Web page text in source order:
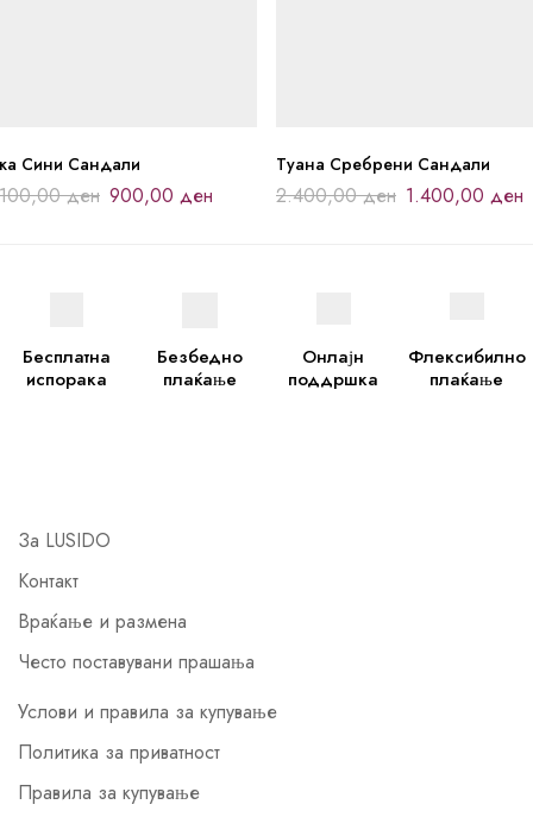
Сини Сандали
ден 900,00 ден
Туана Сребрени Сандали
2.400,00ден 1.400,00 ден
Бесплатна
испорака
Безбедно
плаќање
Онлајн
поддршка
Флексибилно
плаќање
За LUSIDO
Контакт
Враќање и размена
Често поставувани прашања
Услови и правила за купување
Политика за приватност
Правила за купување